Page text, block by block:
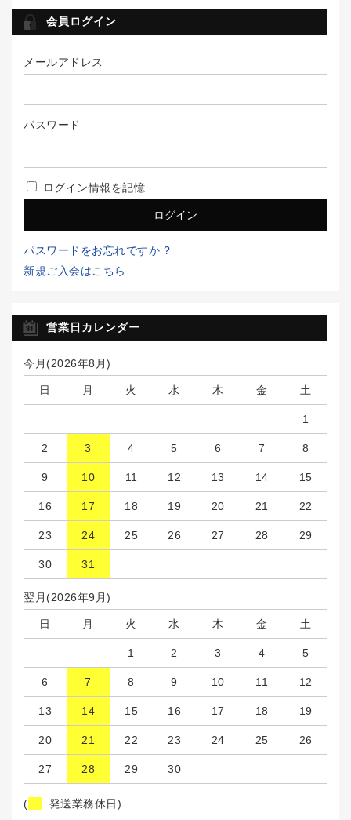
会員ログイン
メールアドレス
パスワード
ログイン情報を記憶
パスワードをお忘れですか ?
新規ご入会はこちら
営業日カレンダー
今月(2026年8月)
日 月 火 水 木 金 土
1
2 3 4 5 6 7 8
9 10 11 12 13 14 15
16 17 18 19 20 21 22
23 24 25 26 27 28 29
30 31
翌月(2026年9月)
日 月 火 水 木 金 土
1 2 3 4 5
6 7 8 9 10 11 12
13 14 15 16 17 18 19
20 21 22 23 24 25 26
27 28 29 30
( 発送業務休日)